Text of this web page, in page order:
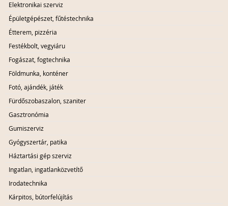
Elektronikai szerviz
Épületgépészet, fűtéstechnika
Étterem, pizzéria
Festékbolt, vegyiáru
Fogászat, fogtechnika
Földmunka, konténer
Fotó, ajándék, játék
Fürdőszobaszalon, szaniter
Gasztronómia
Gumiszerviz
Gyógyszertár, patika
Háztartási gép szerviz
Ingatlan, ingatlanközvetítő
Irodatechnika
Kárpitos, bútorfelújítás